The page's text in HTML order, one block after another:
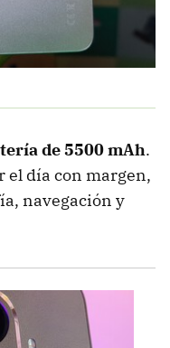
de 5500 mAh.
el día con margen,
navegación y